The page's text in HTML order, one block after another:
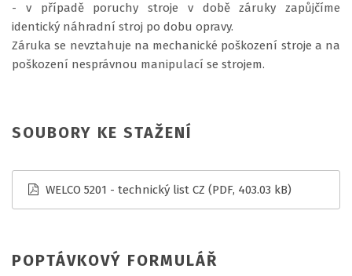
- v případě poruchy stroje v době záruky zapůjčíme
identický náhradní stroj po dobu opravy.
Záruka se nevztahuje na mechanické poškození stroje a na
poškození nesprávnou manipulací se strojem.
SOUBORY KE STAŽENÍ
WELCO 5201 - technický list CZ (PDF, 403.03 kB)
POPTÁVKOVÝ FORMULÁŘ